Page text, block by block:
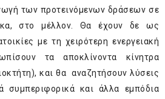
των προτεινόμενων δράσεων σε
στο μέλλον. Θα έχουν δε ως
με τη χειρότερη ενεργειακή
τα αποκλίνοντα κίνητρα
και θα αναζητήσουν λύσεις
συμπεριφορικά και άλλα εμπόδια